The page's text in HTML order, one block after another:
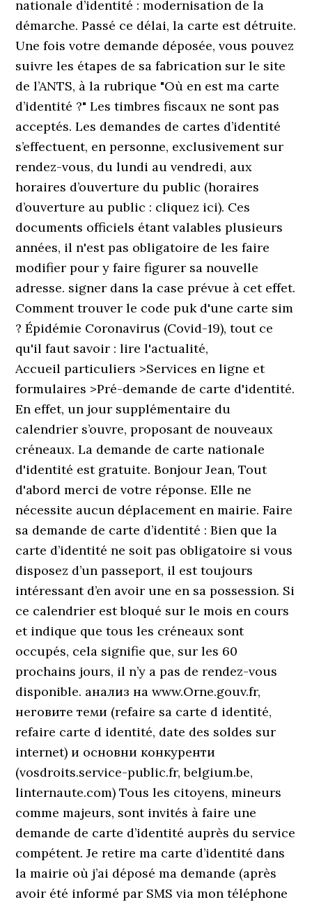
nationale d’identité : modernisation de la
démarche. Passé ce délai, la carte est détruite.
Une fois votre demande déposée, vous pouvez
suivre les étapes de sa fabrication sur le site
de l’ANTS, à la rubrique "Où en est ma carte
d’identité ?" Les timbres fiscaux ne sont pas
acceptés. Les demandes de cartes d’identité
s’effectuent, en personne, exclusivement sur
rendez-vous, du lundi au vendredi, aux
horaires d’ouverture du public (horaires
d’ouverture au public : cliquez ici). Ces
documents officiels étant valables plusieurs
années, il n'est pas obligatoire de les faire
modifier pour y faire figurer sa nouvelle
adresse. signer dans la case prévue à cet effet.
Comment trouver le code puk d'une carte sim
? Épidémie Coronavirus (Covid-19), tout ce
qu'il faut savoir : lire l'actualité,
Accueil particuliers >Services en ligne et
formulaires >Pré-demande de carte d'identité.
En effet, un jour supplémentaire du
calendrier s’ouvre, proposant de nouveaux
créneaux. La demande de carte nationale
d'identité est gratuite. Bonjour Jean, Tout
d'abord merci de votre réponse. Elle ne
nécessite aucun déplacement en mairie. Faire
sa demande de carte d’identité : Bien que la
carte d’identité ne soit pas obligatoire si vous
disposez d’un passeport, il est toujours
intéressant d’en avoir une en sa possession. Si
ce calendrier est bloqué sur le mois en cours
et indique que tous les créneaux sont
occupés, cela signifie que, sur les 60
prochains jours, il n’y a pas de rendez-vous
disponible. анализ на www.Orne.gouv.fr,
неговите теми (refaire sa carte d identité,
refaire carte d identité, date des soldes sur
internet) и основни конкуренти
(vosdroits.service-public.fr, belgium.be,
linternaute.com) Tous les citoyens, mineurs
comme majeurs, sont invités à faire une
demande de carte d’identité auprès du service
compétent. Je retire ma carte d’identité dans
la mairie où j’ai déposé ma demande (après
avoir été informé par SMS via mon téléphone